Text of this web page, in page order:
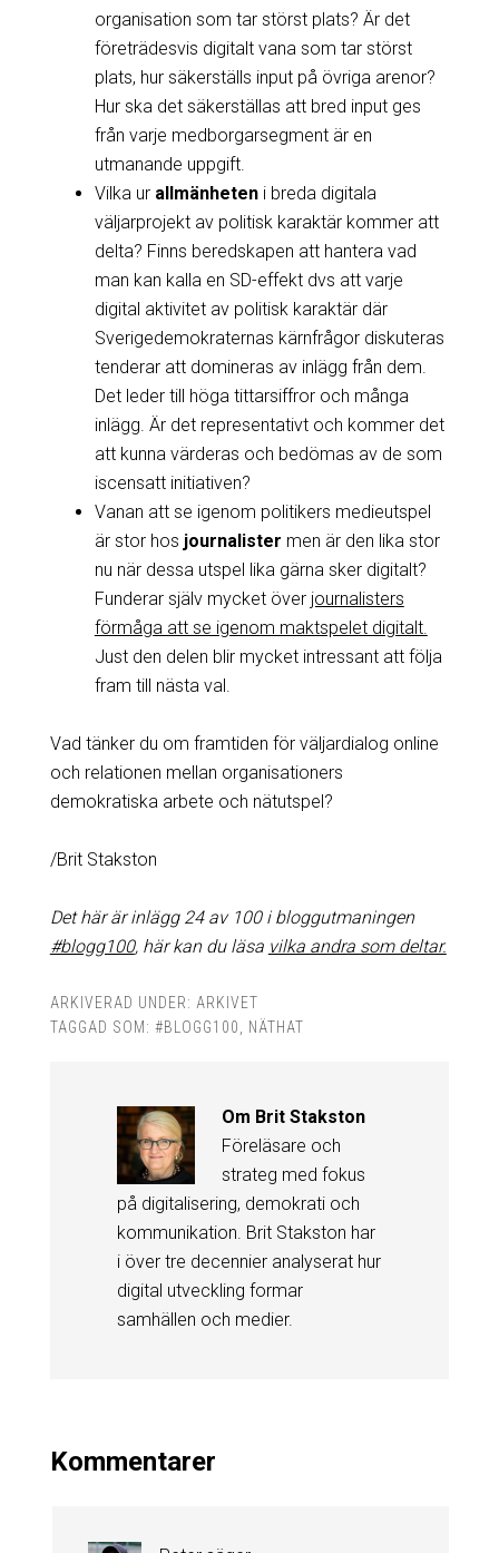
organisation som tar störst plats? Är det
företrädesvis digitalt vana som tar störst
plats, hur säkerställs input på övriga arenor?
Hur ska det säkerställas att bred input ges
från varje medborgarsegment är en
utmanande uppgift.
Vilka ur allmänheteni breda digitala
väljarprojekt av politisk karaktär kommer att
delta? Finns beredskapen att hantera vad
man kan kalla en SD-effekt dvs att varje
digital aktivitet av politisk karaktär där
Sverigedemokraternas kärnfrågor diskuteras
tenderar att domineras av inlägg från dem.
Det leder till höga tittarsiffror och många
inlägg. Är det representativt och kommer det
att kunna värderas och bedömas av de som
iscensatt initiativen?
Vanan att se igenom politikers medieutspel
är stor hos journalister men är den lika stor
nu när dessa utspel lika gärna sker digitalt?
Funderar själv mycket över journalisters
förmåga att se igenom maktspelet digitalt.
Just den delen blir mycket intressant att följa
fram till nästa val.
Vad tänker du om framtiden för väljardialog online
och relationen mellan organisationers
demokratiska arbete och nätutspel?
/Brit Stakston
Det här är inlägg 24 av 100 i bloggutmaningen
#blogg100, här kan du läsa vilka andra som deltar.
ARKIVERAD UNDER: ARKIVET
TAGGAD SOM: #BLOGG100 NÄTHAT
Om Brit Stakston
Föreläsare och
strateg med fokus
på digitalisering, demokrati och
kommunikation. Brit Stakston har
i över tre decennier analyserat hur
digital utveckling formar
samhällen och medier.
Kommentarer